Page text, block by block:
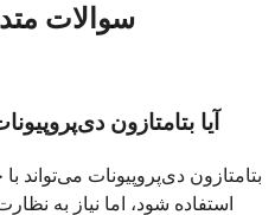
سوالات
آیا بتامتازون
بتامتازون دی‌پروپیونات می‌تواند
استفاده شود، اما نیاز به